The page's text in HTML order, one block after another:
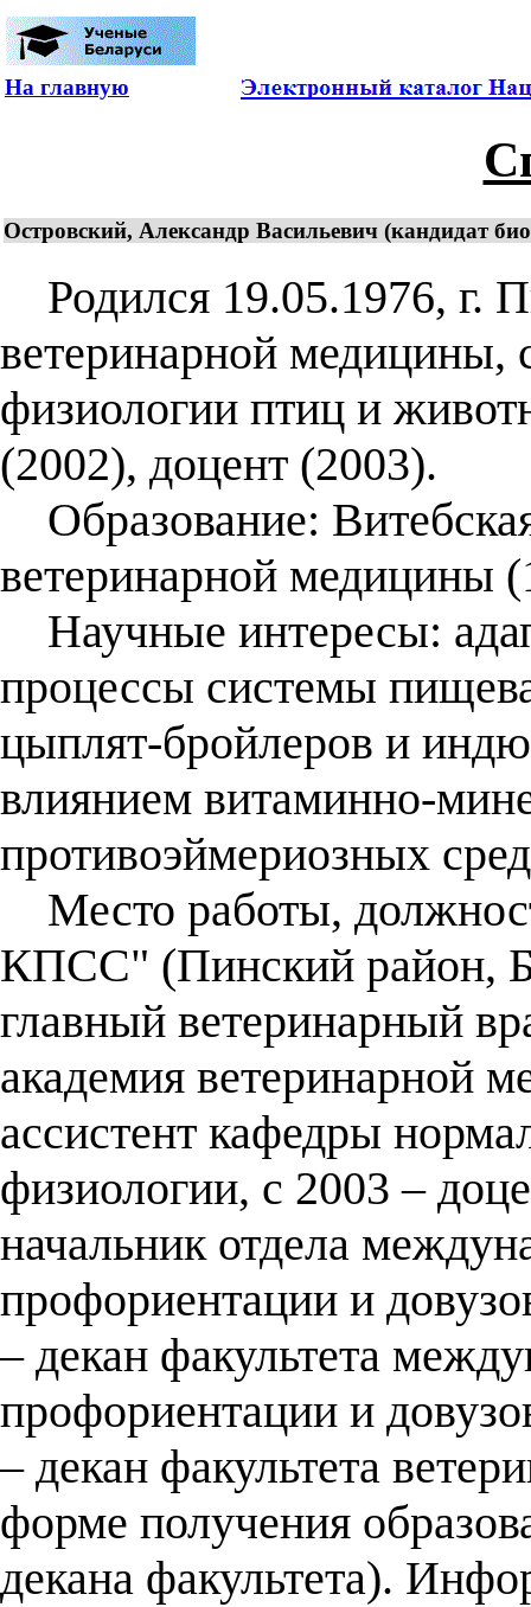
На главную
Островский, Александр Васильевич (кандидат
Родился 19.05.1976, г.
ветеринарной медицины,
физиологии птиц и
(2002), доцент (2003).
Образование:
ветеринарной медицины
Научные интересы:
процессы системы
цыплят-бройлеров и
влиянием витаминно-
противоэймериозных
Место работы,
КПСС" (Пинский район,
главный ветеринарный
академия ветеринарной
ассистент кафедры
физиологии, с 2003 –
начальник отдела
профориентации и
– декан факультета
профориентации и
– декан факультета
форме получения
декана факультета).